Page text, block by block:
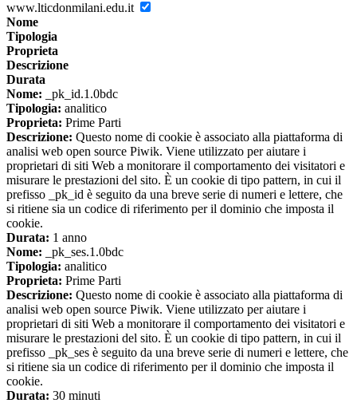
www.lticdonmilani.edu.it
Nome
Tipologia
Proprieta
Descrizione
Durata
Nome: _pk_id.1.0bdc
Tipologia: analitico
Proprieta: Prime Parti
Descrizione: Questo nome di cookie è associato alla piattaforma di
analisi web open source Piwik. Viene utilizzato per aiutare i
proprietari di siti Web a monitorare il comportamento dei visitatori e
misurare le prestazioni del sito. È un cookie di tipo pattern, in cui il
prefisso _pk_id è seguito da una breve serie di numeri e lettere, che
si ritiene sia un codice di riferimento per il dominio che imposta il
cookie.
Durata: 1 anno
Nome: _pk_ses.1.0bdc
Tipologia: analitico
Proprieta: Prime Parti
Descrizione: Questo nome di cookie è associato alla piattaforma di
analisi web open source Piwik. Viene utilizzato per aiutare i
proprietari di siti Web a monitorare il comportamento dei visitatori e
misurare le prestazioni del sito. È un cookie di tipo pattern, in cui il
prefisso _pk_ses è seguito da una breve serie di numeri e lettere, che
si ritiene sia un codice di riferimento per il dominio che imposta il
cookie.
Durata: 30 minuti